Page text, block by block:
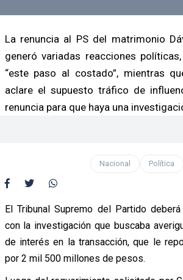
La renuncia al PS del matrimonio
generó variadas reacciones
“este paso al costado”, mientras
aclare el supuesto tráfico de
renuncia para que haya una
Nacional Política
El Tribunal Supremo del Partido
con la investigación que buscaba
de interés en la transacción, que le
por 2 mil 500 millones de pesos.